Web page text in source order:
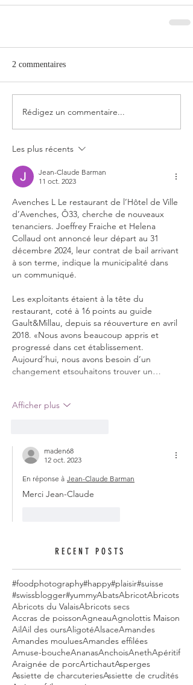
2 commentaires
Rédigez un commentaire...
Les plus récents
Jean-Claude Barman
11 oct. 2023
Avenches L Le restaurant de l’Hôtel de Ville
d’Avenches, Ô33, cherche de nouveaux
tenanciers. Joeffrey Fraiche et Helena
Collaud ont annoncé leur départ au 31
décembre 2024, leur contrat de bail arrivant
à son terme, indique la municipalité dans
un communiqué.
Les exploitants étaient à la tête du
restaurant, coté à 16 points au guide
Gault&Millau, depuis sa réouverture en avril
2018. «Nous avons beaucoup appris et
progressé dans cet établissement.
Aujourd’hui, nous avons besoin d’un
changement etsouhaitons trouver un…
Afficher plus
maden68
12 oct. 2023
En réponse à Jean-Claude Barman
Merci Jean-Claude
RECENT POSTS
#foodphotography#happy#plaisir#suisse
#swissblogger#yummyAbatsAbricotAbricots
Abricots du ValaisAbricots secs
Accras de poissonAgneauAgnolottis Maison
AilAil des oursAligotéAlsaceAmandes
Amandes mouluesAmandes effilées
Amuse-boucheAnanasAnchoisAnethApéritif
Araignée de porcArtichautAsperges
Assiette de charcuteriesAssiette de crudités